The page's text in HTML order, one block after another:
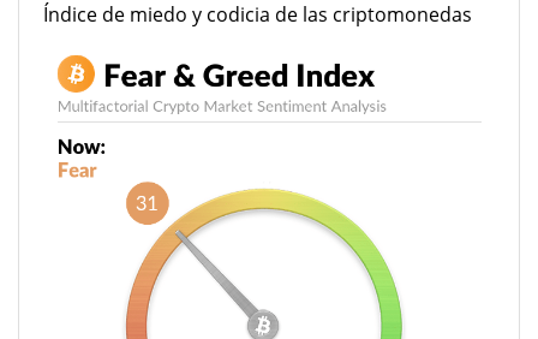
Índice de miedo y codicia de las criptomonedas